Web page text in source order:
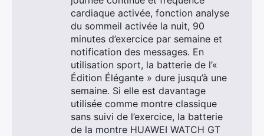
cardiaque activée, fonction analyse
du sommeil activée la nuit, 90
minutes d’exercice par semaine et
notification des messages. En
utilisation sport, la batterie de l’«
Édition Élégante » dure jusqu’à une
semaine. Si elle est davantage
utilisée comme montre classique
sans suivi de l’exercice, la batterie
de la montre HUAWEI WATCH GT
Rechercher